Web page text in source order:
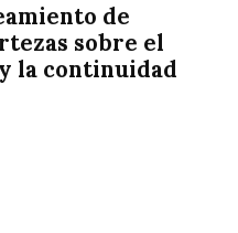
de
sobre el
la continuidad